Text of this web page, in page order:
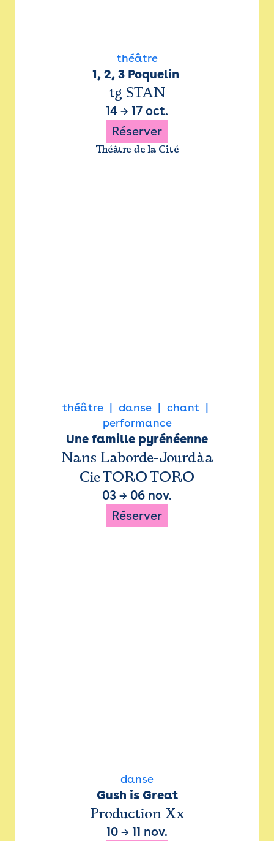
théâtre
1, 2, 3 Poquelin
tg STAN
14 → 17 oct.
Réserver
Théâtre de la Cité
théâtre danse
chant
performance
Une famille pyrénéenne
Nans Laborde-Jourdàa
Cie TORO TORO
03 → 06 nov.
Réserver
danse
Gush is Great
Production Xx
10 → 11 nov.